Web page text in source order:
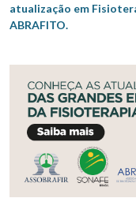
atualização em
ABRAFITO.